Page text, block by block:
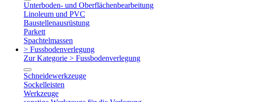
Unterboden- und Oberflächenbearbeitung
Linoleum und PVC
Baustellenausrüstung
Parkett
Spachtelmassen
> Fussbodenverlegung
Zur Kategorie > Fussbodenverlegung
Schneidewerkzeuge
Sockelleisten
Werkzeuge